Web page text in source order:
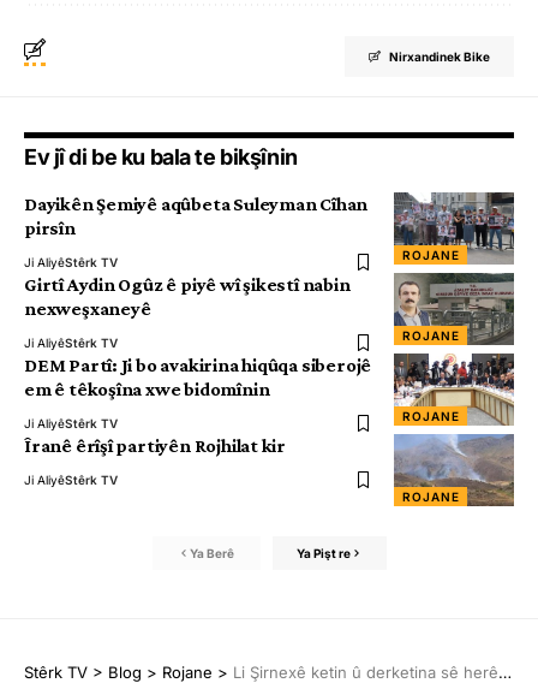
Nirxandinek Bike
Ev jî di be ku bala te bikşînin
ROJANE
Dayikên Şemiyê aqûbeta Suleyman Cîhan
pirsîn
Ji AliyêStêrk TV
ROJANE
Girtî Aydin Ogûz ê piyê wî şikestî nabin
nexweşxaneyê
Ji AliyêStêrk TV
ROJANE
DEM Partî: Ji bo avakirina hiqûqa siberojê
em ê têkoşîna xwe bidomînin
Ji AliyêStêrk TV
ROJANE
Îranê êrîşî partiyên Rojhilat kir
Ji AliyêStêrk TV
Ya Berê Ya Pişt re
Stêrk TV > Blog > Rojane > Li Şirnexê ketin û derketina sê herêman hate qedexekirin